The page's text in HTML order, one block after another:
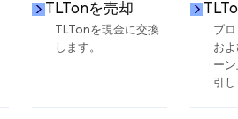
TLTonを売却
TLTonを現金に交換
します。
ブ
お
ー
引し